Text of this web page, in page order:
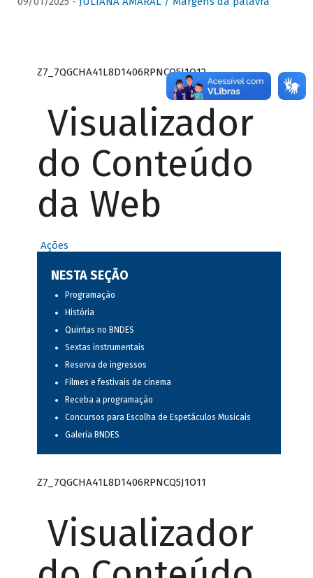
Z7_7QGCHA41L8D1406RPNCQ5J1O12
Visualizador
do Conteúdo
da Web
Ações
NESTA SEÇÃO
Programação
História
Quintas no BNDES
Sextas instrumentais
Reserva de ingressos
Filmes e festivais de cinema
Receba a programação
Concursos para Escolha de Espetáculos Musicais
Galeria BNDES
Z7_7QGCHA41L8D1406RPNCQ5J1O11
Visualizador